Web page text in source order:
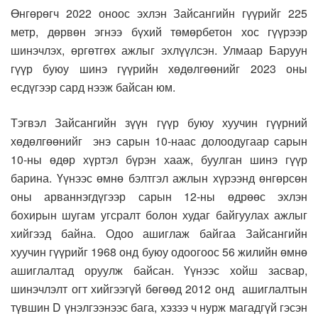
Өнгөрөгч 2022 оноос эхлэн Зайсангийн гүүрийг 225
метр, дөрвөн эгнээ бүхий төмөрбетон хос гүүрээр
шинэчлэх, өргөтгөх ажлыг эхлүүлсэн. Улмаар Баруун
гүүр буюу шинэ гүүрийн хөдөлгөөнийг 2023 оны
есдүгээр сард нээж байсан юм.
Тэгвэл Зайсангийн зүүн гүүр буюу хуучин гүүрний
хөдөлгөөнийг энэ сарын 10-наас долоодугаар сарын
10-ны өдөр хүртэл бүрэн хааж, буулган шинэ гүүр
барина. Үүнээс өмнө бэлтгэл ажлын хүрээнд өнгөрсөн
оны арваннэгдүгээр сарын 12-ны өдрөөс эхлэн
бохирын шугам угсралт болон худаг байгуулах ажлыг
хийгээд байна. Одоо ашиглаж байгаа Зайсангийн
хуучин гүүрийг 1968 онд буюу одоогоос 56 жилийн өмнө
ашиглалтад оруулж байсан. Үүнээс хойш засвар,
шинэчлэлт огт хийгээгүй бөгөөд 2012 онд ашиглалтын
түвшин D үнэлгээнээс бага, хэзээ ч нурж магадгүй гэсэн